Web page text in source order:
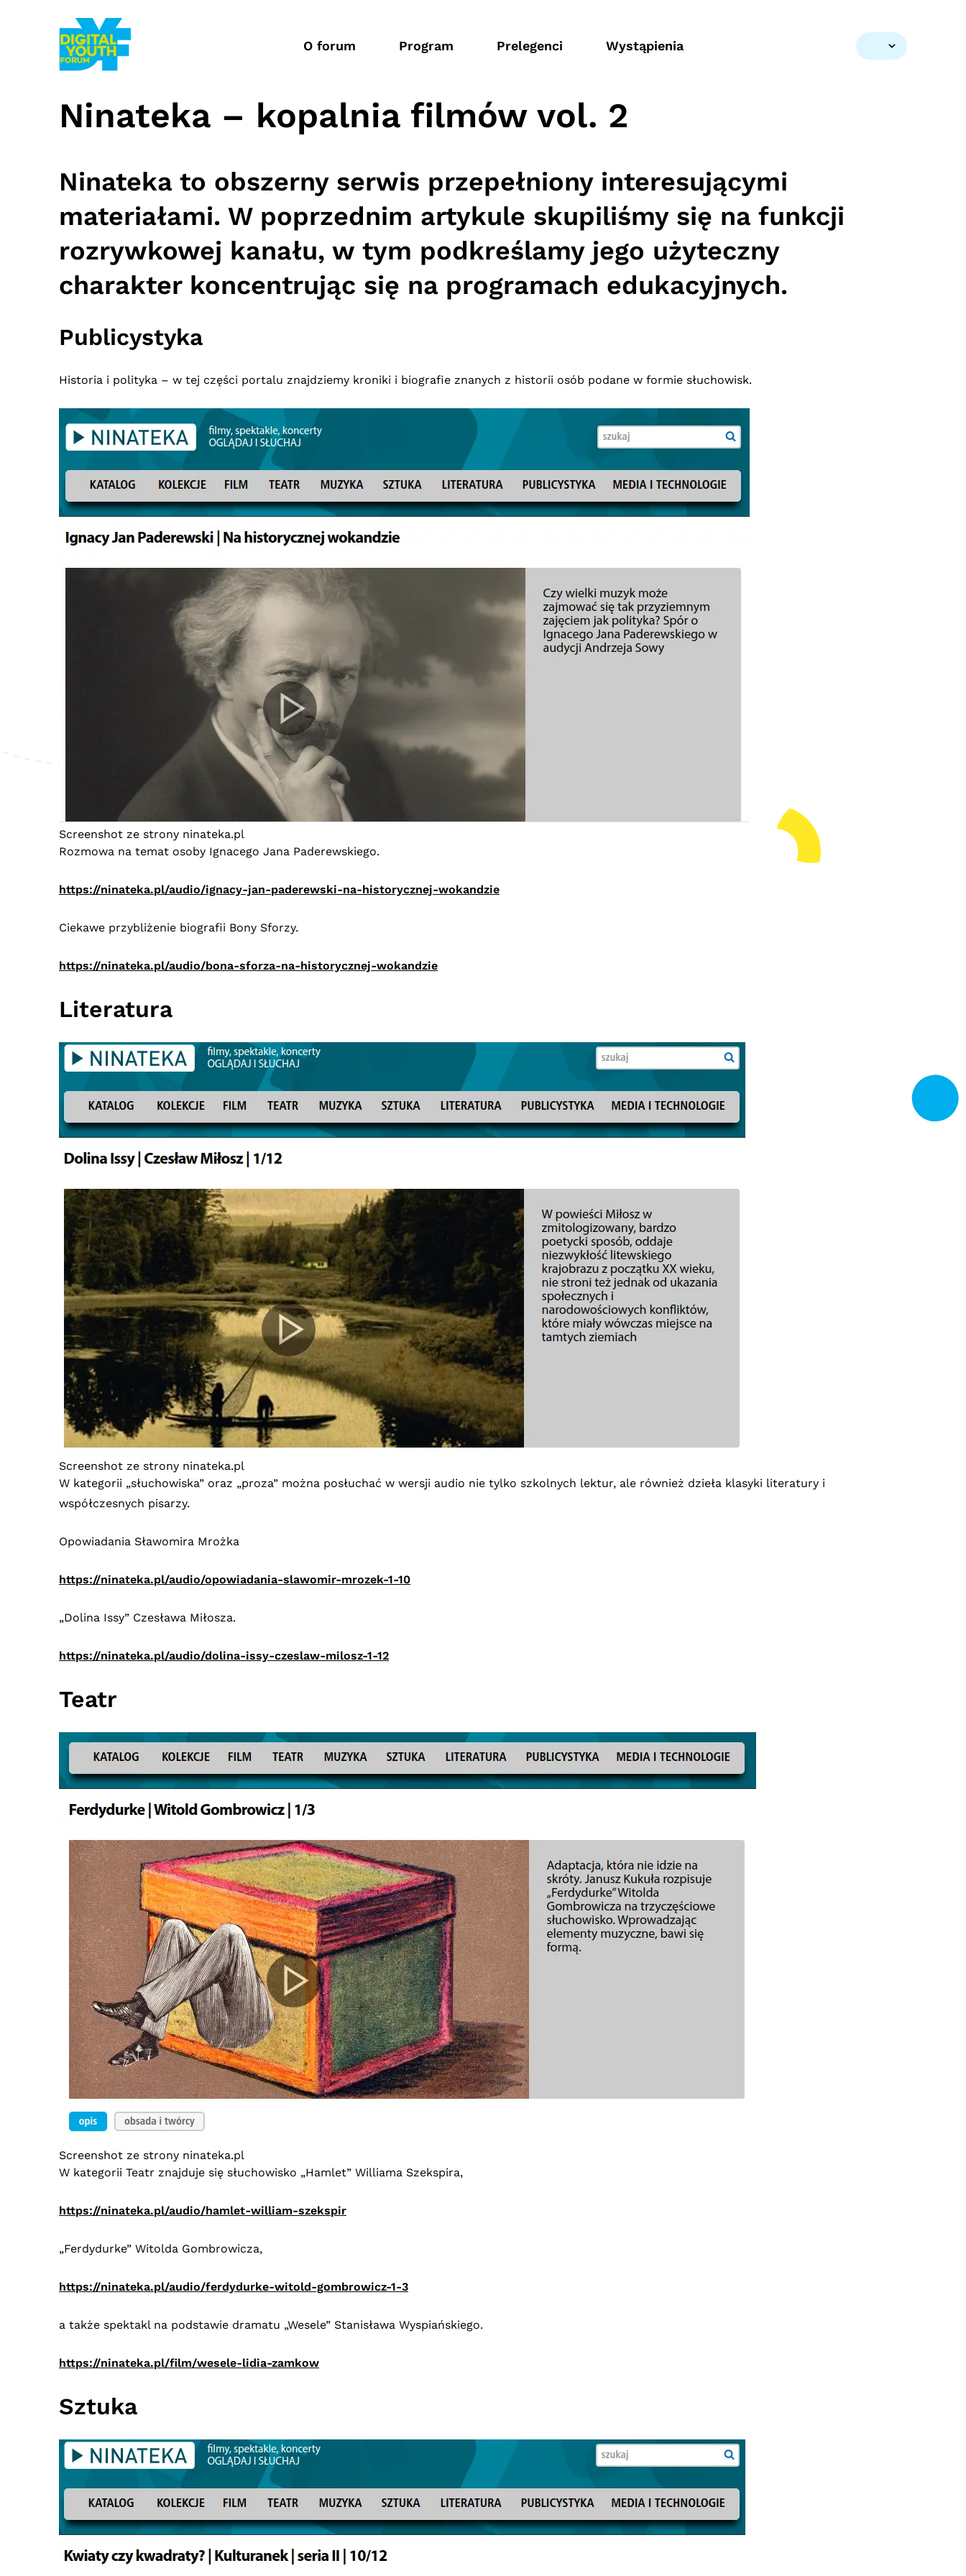
O forum Program Prelegenci Wystąpienia
Ninateka – kopalnia filmów vol. 2
Ninateka to obszerny serwis przepełniony interesującymi
materiałami. W poprzednim artykule skupiliśmy się na funkcji
rozrywkowej kanału, w tym podkreślamy jego użyteczny
charakter koncentrując się na programach edukacyjnych.
Publicystyka
Historia i polityka – w tej części portalu znajdziemy kroniki i biografie znanych z historii osób podane w formie słuchowisk.
Screenshot ze strony ninateka.pl
Rozmowa na temat osoby Ignacego Jana Paderewskiego.
https://ninateka.pl/audio/ignacy-jan-paderewski-na-historycznej-wokandzie
Ciekawe przybliżenie biografii Bony Sforzy.
https://ninateka.pl/audio/bona-sforza-na-historycznej-wokandzie
Literatura
Screenshot ze strony ninateka.pl
W kategorii „słuchowiska” oraz „proza” można posłuchać w wersji audio nie tylko szkolnych lektur, ale również dzieła klasyki literatury i
współczesnych pisarzy.
Opowiadania Sławomira Mrożka
https://ninateka.pl/audio/opowiadania-slawomir-mrozek-1-10
„Dolina Issy” Czesława Miłosza.
https://ninateka.pl/audio/dolina-issy-czeslaw-milosz-1-12
Teatr
Screenshot ze strony ninateka.pl
W kategorii Teatr znajduje się słuchowisko „Hamlet” Williama Szekspira,
https://ninateka.pl/audio/hamlet-william-szekspir
„Ferdydurke” Witolda Gombrowicza,
https://ninateka.pl/audio/ferdydurke-witold-gombrowicz-1-3
a także spektakl na podstawie dramatu „Wesele” Stanisława Wyspiańskiego.
https://ninateka.pl/film/wesele-lidia-zamkow
Sztuka